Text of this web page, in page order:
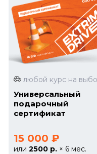
любой курс на
Универсальный
подарочный
сертификат
15 000 ₽
или2500 р. × 6 мес.